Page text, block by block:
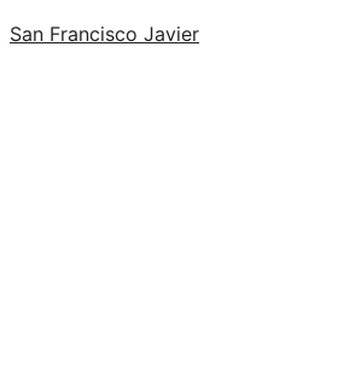
San Francisco Javier